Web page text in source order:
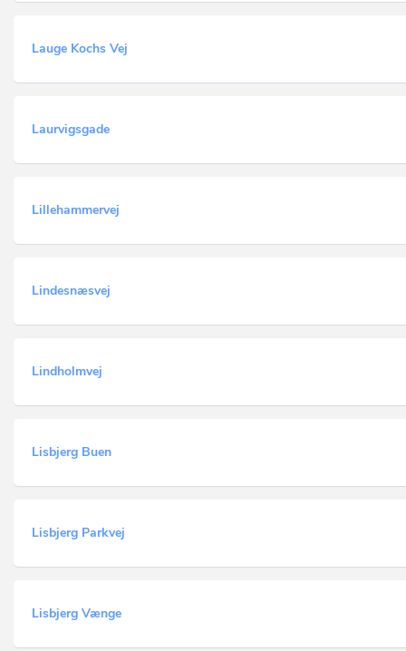
Lauge Kochs Vej
Laurvigsgade
Lillehammervej
Lindesnæsvej
Lindholmvej
Lisbjerg Buen
Lisbjerg Parkvej
Lisbjerg Vænge